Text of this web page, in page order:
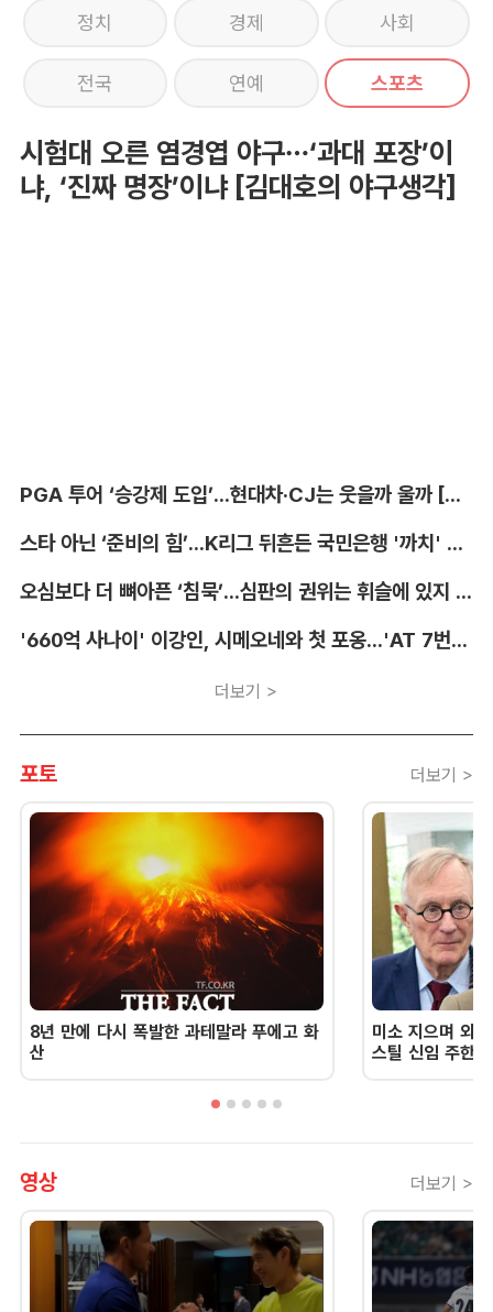
정치 경제 사회
전국 연예 스포츠
시험대 오른 염경엽 야구…‘과대 포장’이
냐, ‘진짜 명장’이냐 [김대호의 야구생각]
PGA 투어 ‘승강제 도입’...현대차·CJ는 웃을까 울까 [박호윤의 IN&OUT]
스타 아닌 ‘준비의 힘’...K리그 뒤흔든 국민은행 '까치' 사단 [이영규의 비욘더매치]
오심보다 더 뼈아픈 ‘침묵’...심판의 권위는 휘슬에 있지 않다 [박순규의 창]
'660억 사나이' 이강인, 시메오네와 첫 포옹...'AT 7번' 데뷔 초읽기
더보기 >
포토 더보기 >
8년 만에 다시 폭발한 과테말라 푸에고 화
산
미소 지으며 외
스틸 신임 주한
영상 더보기 >